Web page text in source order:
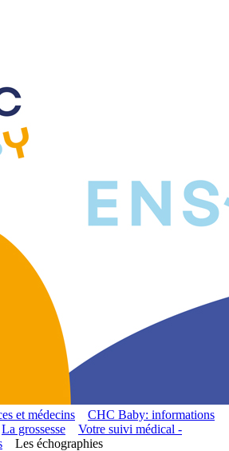
et médecins
CHC Baby: informations
La grossesse
Votre suivi médical -
Les échographies